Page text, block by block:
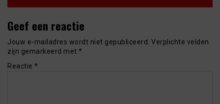
Geef een reactie
Jouw e-mailadres wordt niet gepubliceerd. Verplichte velden
zijn gemarkeerd met *
Reactie *